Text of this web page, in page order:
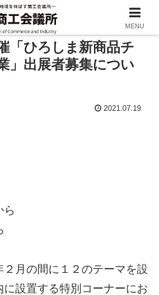
「ひろしま新商品チ
」出展者募集につい
2021.07.19
ら
月の間に１２のテーマを設
設置する特別コーナーにお
MENU